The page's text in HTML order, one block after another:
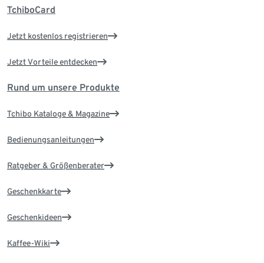
TchiboCard
Jetzt kostenlos registrieren
Jetzt Vorteile entdecken
Rund um unsere Produkte
Tchibo Kataloge & Magazine
Bedienungsanleitungen
Ratgeber & Größenberater
Geschenkkarte
Geschenkideen
Kaffee-Wiki